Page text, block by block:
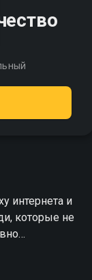
интернета и
которые не